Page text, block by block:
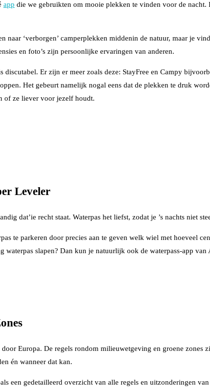
app die we gebruikten om mooie plekken te vinden voor de
naar ‘verborgen’ camperplekken middenin de natuur, maar je
en foto’s zijn persoonlijke ervaringen van anderen.
discutabel. Er zijn er meer zoals deze: StayFree en Campy
Het gebeurt namelijk nogal eens dat de plekken te druk
of ze liever voor jezelf houdt.
Leveler
dat’ie recht staat. Waterpas het liefst, zodat je ’s nachts niet
te parkeren door precies aan te geven welk wiel met hoeveel
slapen? Dan kun je natuurlijk ook de waterpass-app
Europa. De regels rondom milieuwetgeving en groene
én wanneer dat kan.
een gedetailleerd overzicht van alle regels en uitzonderingen